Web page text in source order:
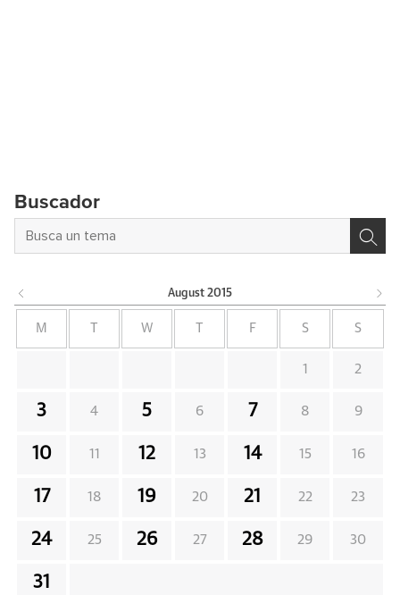
Buscador
August 2015
M W F S S
1 2
3 4 5 6 7 8 9
10 11 12 13 14 15 16
17 18 19 20 21 22 23
24 25 26 27 28 29 30
31